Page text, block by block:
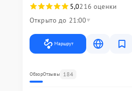
5,0216 оценки
Открыто до 21:00
Маршрут
ОбзорОтзывы 184